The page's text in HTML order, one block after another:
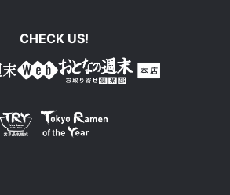
CHECK US!